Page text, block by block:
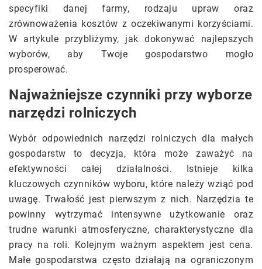
specyfiki danej farmy, rodzaju upraw oraz
zrównoważenia kosztów z oczekiwanymi korzyściami.
W artykule przybliżymy, jak dokonywać najlepszych
wyborów, aby Twoje gospodarstwo mogło
prosperować.
Najważniejsze czynniki przy wyborze
narzędzi rolniczych
Wybór odpowiednich narzędzi rolniczych dla małych
gospodarstw to decyzja, która może zaważyć na
efektywności całej działalności. Istnieje kilka
kluczowych czynników wyboru, które należy wziąć pod
uwagę. Trwałość jest pierwszym z nich. Narzędzia te
powinny wytrzymać intensywne użytkowanie oraz
trudne warunki atmosferyczne, charakterystyczne dla
pracy na roli. Kolejnym ważnym aspektem jest cena.
Małe gospodarstwa często działają na ograniczonym